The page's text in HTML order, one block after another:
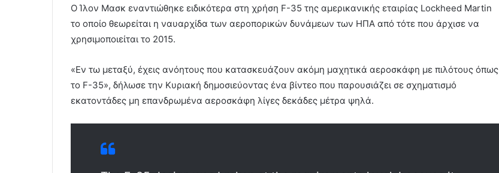
Ο Ίλον Μασκ εναντιώθηκε ειδικότερα στη χρήση F-35 της αμερικανικής εταιρίας Lockheed Martin
το οποίο θεωρείται η ναυαρχίδα των αεροπορικών δυνάμεων των ΗΠΑ από τότε που άρχισε να
χρησιμοποιείται το 2015.
«Εν τω μεταξύ, έχεις ανόητους που κατασκευάζουν ακόμη μαχητικά αεροσκάφη με πιλότους όπως
το F-35», δήλωσε την Κυριακή δημοσιεύοντας ένα βίντεο που παρουσιάζει σε σχηματισμό
εκατοντάδες μη επανδρωμένα αεροσκάφη λίγες δεκάδες μέτρα ψηλά.